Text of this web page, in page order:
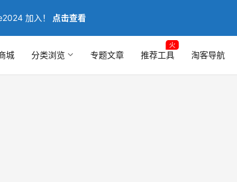
加入！ 点击查看
城 分类浏览 专题文章 推荐工具
火
淘客导航